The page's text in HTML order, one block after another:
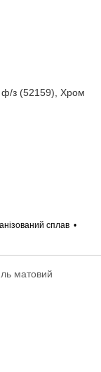
ф/з (52159), Хром
сплав